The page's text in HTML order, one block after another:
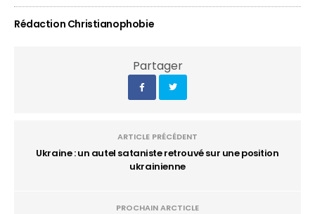
Rédaction Christianophobie
Partager
ARTICLE PRÉCÉDENT
Ukraine : un autel sataniste retrouvé sur une position
ukrainienne
PROCHAIN ARCTICLE